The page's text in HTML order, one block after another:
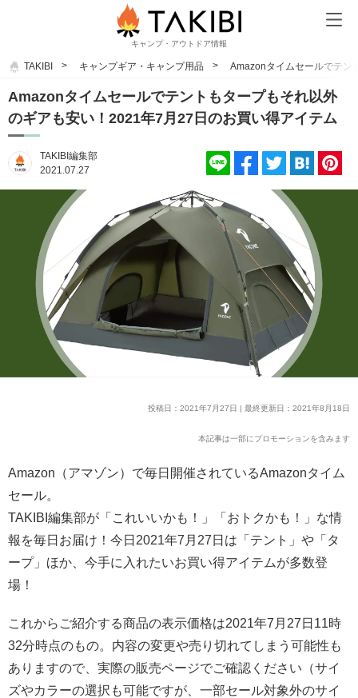
キャンプ・アウトドア情報
TAKIBI キャンプギア・キャンプ用品 Amazonタイムセールでテン
Amazonタイムセールでテントもタープもそれ以外
のギアも安い！2021年7月27日のお買い得アイテム
TAKIBI編集部
2021.07.27
投稿日：2021年7月27日 | 最終更新日：2021年8月18日
本記事は一部にプロモーションを含みます
Amazon（アマゾン）で毎日開催されているAmazonタイム
セール。
TAKIBI編集部が「これいいかも！」「おトクかも！」な情
報を毎日お届け！今日2021年7月27日は「テント」や「タ
ープ」ほか、今手に入れたいお買い得アイテムが多数登
場！
これからご紹介する商品の表示価格は2021年7月27日11時
32分時点のもの。内容の変更や売り切れてしまう可能性も
ありますので、実際の販売ページでご確認ください（サイ
ズやカラーの選択も可能ですが、一部セール対象外のサイ